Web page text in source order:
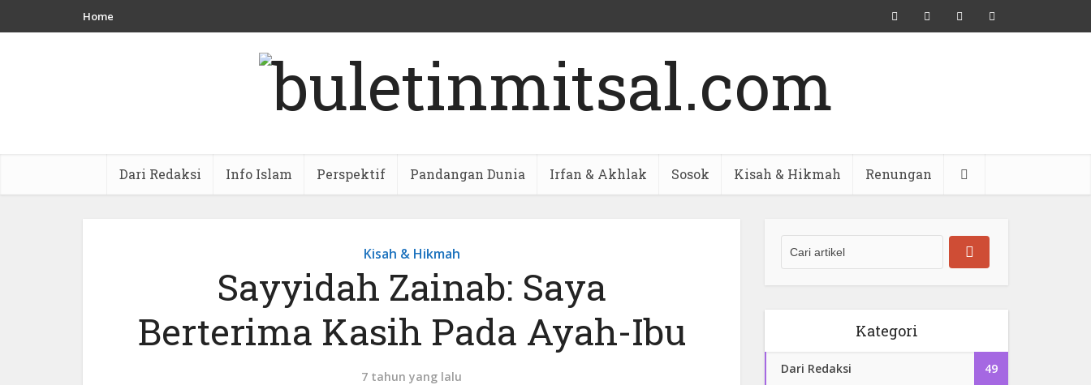
Home
Dari Redaksi Info Islam Perspektif Pandangan Dunia Irfan & Akhlak Sosok Kisah & Hikmah Renungan
Kisah & Hikmah
Sayyidah Zainab: Saya
Berterima Kasih Pada Ayah-Ibu
7 tahun yang lalu
Kategori
Dari Redaksi 49